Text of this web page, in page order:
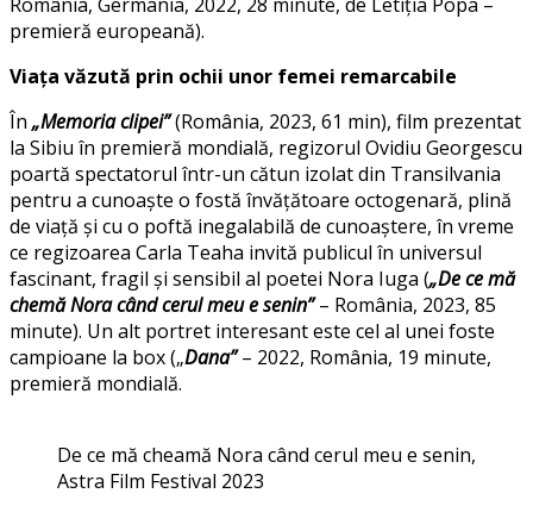
premieră europeană).
Viața văzută prin ochii unor femei remarcabile
În „Memoria clipei”(România, 2023, 61 min), film prezentat
la Sibiu în premieră mondială, regizorul Ovidiu Georgescu
poartă spectatorul într-un cătun izolat din Transilvania
pentru a cunoaște o fostă învățătoare octogenară, plină
de viață și cu o poftă inegalabilă de cunoaștere, în vreme
ce regizoarea Carla Teaha invită publicul în universul
fascinant, fragil și sensibil al poetei Nora Iuga („De ce mă
chemă Nora când cerul meu e senin”– România, 2023, 85
minute). Un alt portret interesant este cel al unei foste
campioane la box („Dana”– 2022, România, 19 minute,
premieră mondială.
De ce mă cheamă Nora când cerul meu e senin,
Astra Film Festival 2023